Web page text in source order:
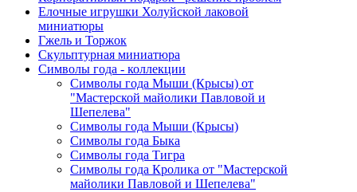
Елочные игрушки Холуйской лаковой
миниатюры
Гжель и Торжок
Скульптурная миниатюра
Символы года - коллекции
Символы года Мыши (Крысы) от
"Мастерской майолики Павловой и
Шепелева"
Символы года Мыши (Крысы)
Символы года Быка
Символы года Тигра
Символы года Кролика от "Мастерской
майолики Павловой и Шепелева"